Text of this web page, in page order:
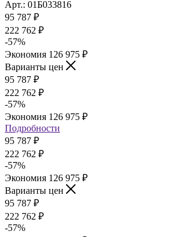
Арт.: 01Б033816
95 787 ₽
222 762 ₽
-57%
Экономия 126 975 ₽
Варианты цен
95 787 ₽
222 762 ₽
-57%
Экономия 126 975 ₽
Подробности
95 787 ₽
222 762 ₽
-57%
Экономия 126 975 ₽
Варианты цен
95 787 ₽
222 762 ₽
-57%